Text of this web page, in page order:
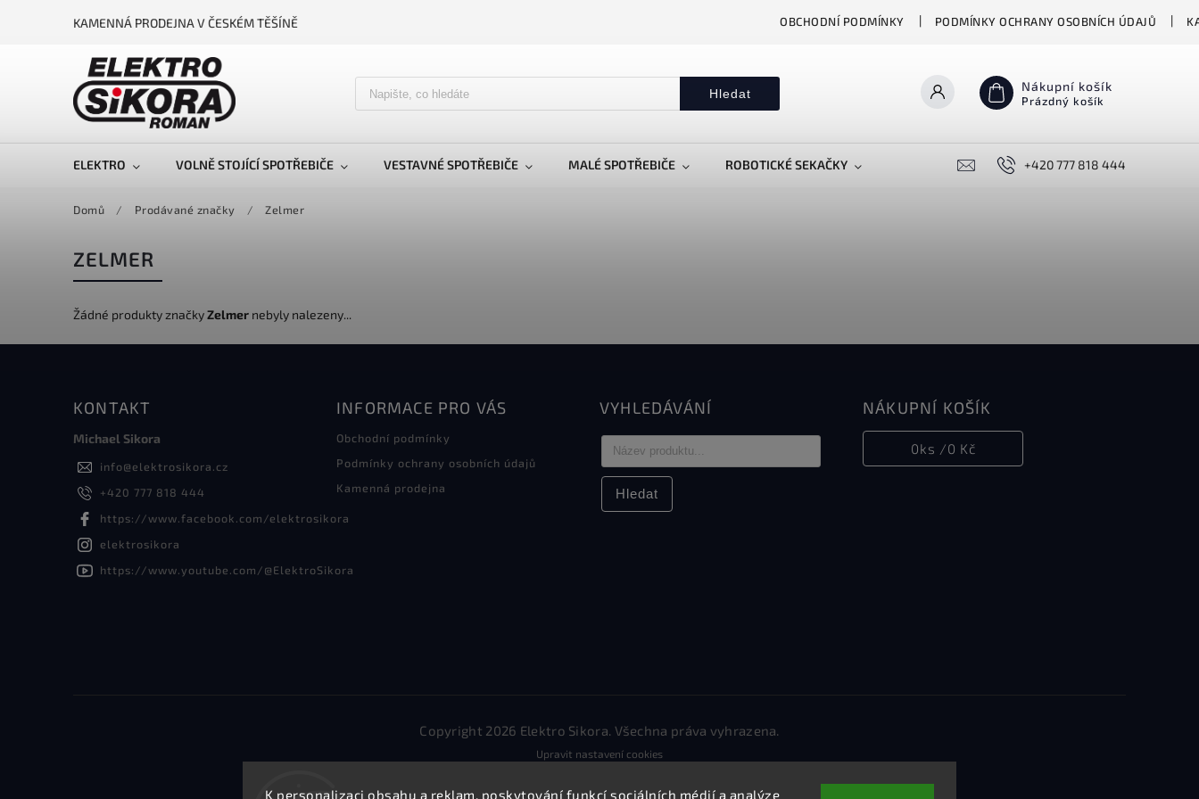
K personalizaci obsahu a reklam, poskytování funkcí sociálních médií a analýze
KAMENNÁ PRODEJNA V ČESKÉM TĚŠÍNĚ OBCHODNÍ PODMÍNKY PODMÍNKY OCHRANY OSOBNÍCH ÚDAJŮ
Hledat Nákupní košík
Prázdný košík
ELEKTRO VOLNĚ STOJÍCÍ SPOTŘEBIČE VESTAVNÉ SPOTŘEBIČE MALÉ SPOTŘEBIČE ROBOTICKÉ SEKAČKY PŘEKLADAČE VASCO BIONICKÉ MOPY
+420 777 818 444
Domů / Prodávané značky / Zelmer
ZELMER
Žádné produkty značkyZelmer nebyly nalezeny...
KONTAKT
Michael Sikora
info@elektrosikora.cz
+420 777 818 444
https://www.facebook.com/elektrosikora
elektrosikora
https://www.youtube.com/@ElektroSikora
INFORMACE PRO VÁS
Obchodní podmínky
Podmínky ochrany osobních údajů
Kamenná prodejna
VYHLEDÁVÁNÍ
Hledat
NÁKUPNÍ KOŠÍK
0ks /0 Kč
Copyright 2026 Elektro Sikora. Všechna práva vyhrazena.
Upravit nastavení cookies